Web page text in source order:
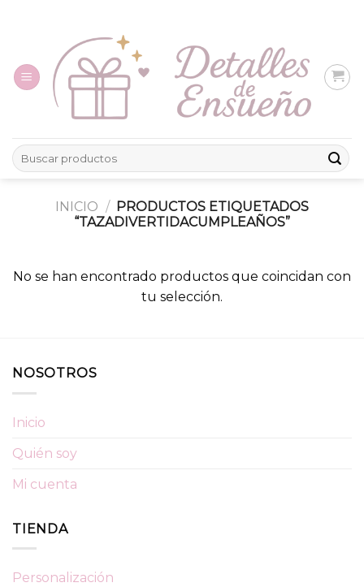
Buscar
por:
INICIO / PRODUCTOS ETIQUETADOS
“TAZADIVERTIDACUMPLEAÑOS”
No se han encontrado productos que coincidan con
tu selección.
NOSOTROS
Inicio
Quién soy
Mi cuenta
TIENDA
Personalización